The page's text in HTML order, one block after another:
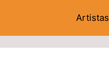
Artistas